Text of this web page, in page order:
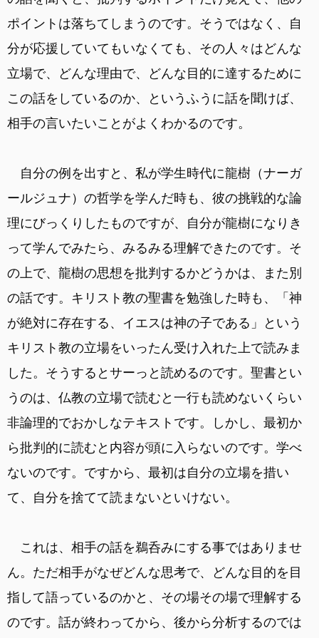
ポイントは落ちてしまうのです。そうではなく、自
分が応援していてもいなくても、その人々はどんな
立場で、どんな理由で、どんな目的に達するために
この話をしているのか、というふうに話を聞けば、
相手の言いたいことがよくわかるのです。
自分の例を出すと、私が学生時代に龍樹（ナーガ
ールジュナ）の哲学を学んだ時も、彼の挑戦的な論
理にびっくりしたものですが、自分が龍樹になりき
って学んでみたら、みるみる理解できたのです。そ
の上で、龍樹の思想を批判するかどうかは、また別
の話です。キリスト教の聖書を勉強した時も、「神
が絶対に存在する、イエスは神の子である」という
キリスト教の立場をいったん受け入れた上で読みま
した。そうするとサーっと読めるのです。聖書とい
うのは、仏教の立場で読むと一行も読めないくらい
非論理的でおかしなテキストです。しかし、最初か
ら批判的に読むと内容が頭に入らないのです。学べ
ないのです。ですから、最初は自分の立場を措い
て、自分を捨てて読まないといけない。
これは、相手の話を鵜呑みにする事ではありませ
ん。ただ相手がなぜどんな思考で、どんな目的を目
指して語っているのかと、その場その場で理解する
のです。話が終わってから、後から分析するのでは